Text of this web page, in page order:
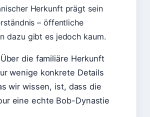
Herkunft prägt sein
– öffentliche
dazu gibt es jedoch kaum.
die familiäre Herkunft
wenige konkrete Details
wir wissen, ist, dass die
eine echte Bob-Dynastie